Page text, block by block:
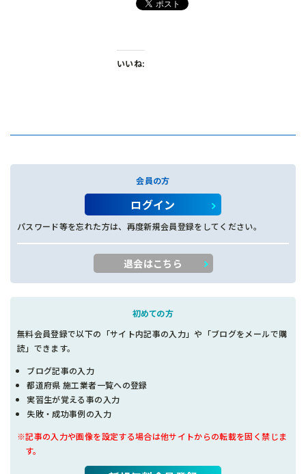
いいね:
会員の方
ログイン
パスワード等を忘れた方は、再度新規会員登録をしてください。
退会はこちら
初めての方
無料会員登録で以下の「サイト内記事の入力」や「ブログをメールで購
読」できます。
ブログ記事の入力
都道府県 施工業者一覧への登録
実習生が覚える事の入力
失敗・成功事例の入力
※記事の入力や画像を設定する場合は他サイトからの転載を固く禁じま
す。